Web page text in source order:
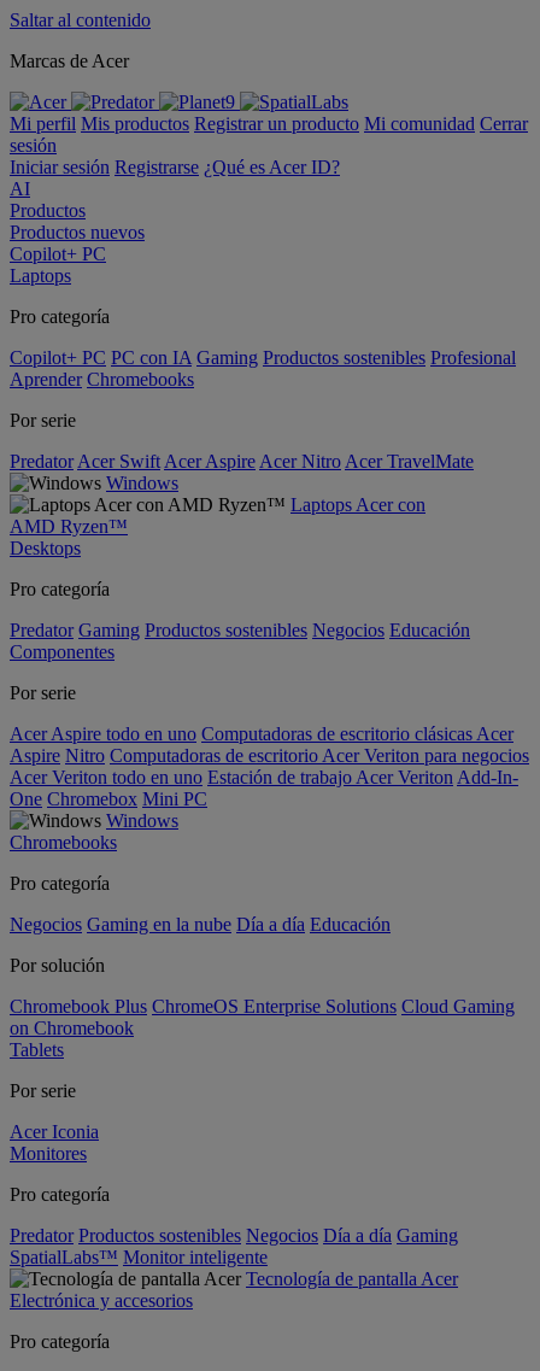
Saltar al contenido
Marcas de Acer
Mi perfil Mis productos Registrar un producto Mi comunidad Cerrar
sesión
Iniciar sesión Registrarse ¿Qué es Acer ID?
AI
Productos
Productos nuevos
Copilot+ PC
Laptops
Pro categoría
Copilot+ PC PC con IA Gaming Productos sostenibles Profesional
Aprender Chromebooks
Por serie
Predator Acer Swift Acer Aspire Acer Nitro Acer TravelMate
Windows
Laptops Acer con
AMD Ryzen™
Desktops
Pro categoría
Predator Gaming Productos sostenibles Negocios Educación
Componentes
Por serie
Acer Aspire todo en uno Computadoras de escritorio clásicas Acer
Aspire Nitro Computadoras de escritorio Acer Veriton para negocios
Acer Veriton todo en uno Estación de trabajo Acer Veriton Add-In-
One Chromebox Mini PC
Windows
Chromebooks
Pro categoría
Negocios Gaming en la nube Día a día Educación
Por solución
Chromebook Plus ChromeOS Enterprise Solutions Cloud Gaming
on Chromebook
Tablets
Por serie
Acer Iconia
Monitores
Pro categoría
Predator Productos sostenibles Negocios Día a día Gaming
SpatialLabs™ Monitor inteligente
Tecnología de pantalla Acer
Electrónica y accesorios
Pro categoría